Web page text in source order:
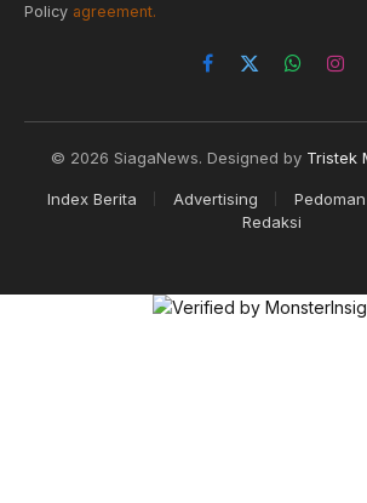
Policy agreement.
Facebook
X
WhatsApp
© 2026 SiagaNews. Designed by Tristek
Index Berita Advertising
Redaksi